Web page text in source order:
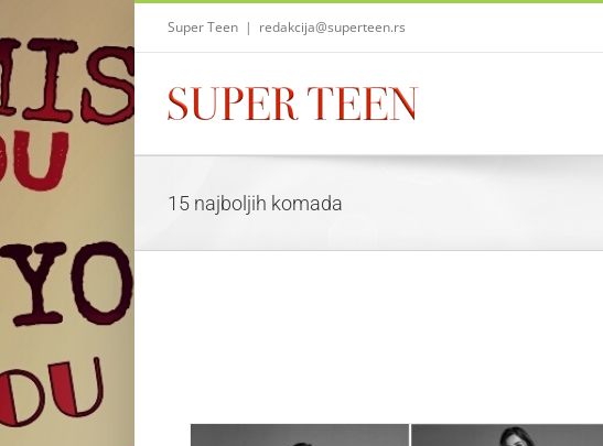
content
Super Teen | redakcija@superteen.rs
15 najboljih komada